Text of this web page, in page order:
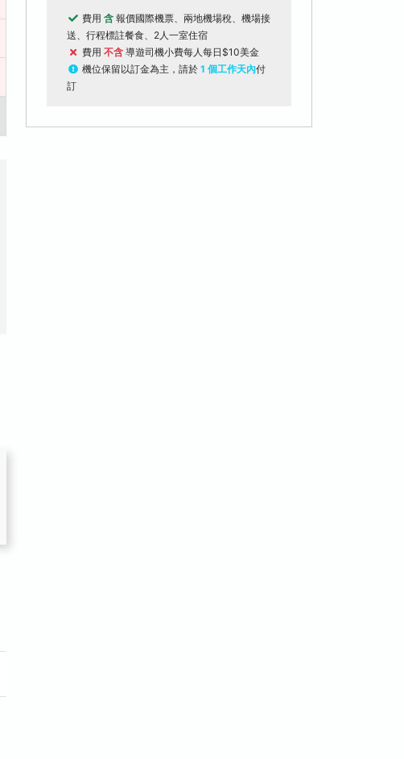
費用 含 報價國際機票、兩地機場稅、機場接
送、行程標註餐食、2人一室住宿
費用 不含 導遊司機小費每人每日$10美金
機位保留以訂金為主，請於 1 個工作天內付
訂